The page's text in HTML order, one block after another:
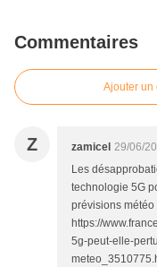
Commentaires
Ajouter un
Z zamicel 29/06/
Les
technologie 5G
prévisions météo
https://
5g-peut-elle-